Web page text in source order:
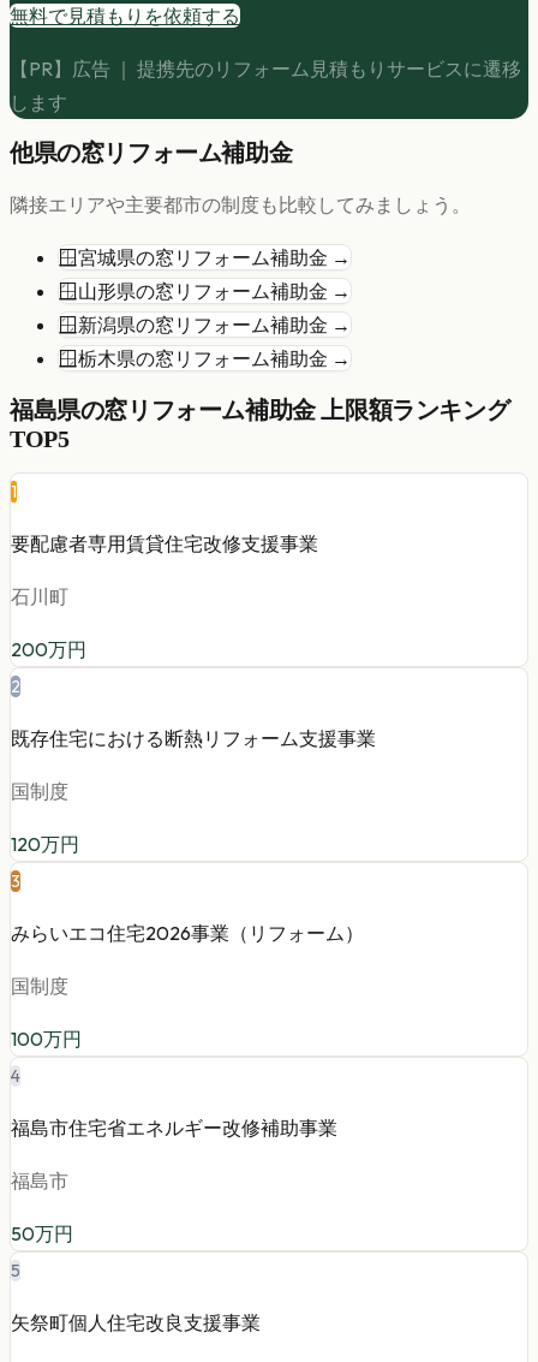
無料で見積もりを依頼する
【PR】広告 ｜ 提携先のリフォーム見積もりサービスに遷移
します
他県の窓リフォーム補助金
隣接エリアや主要都市の制度も比較してみましょう。
🪟宮城県の窓リフォーム補助金 →
🪟 山形県の窓リフォーム補助金 →
🪟 新潟県の窓リフォーム補助金 →
🪟栃木県の窓リフォーム補助金 →
福島県の窓リフォーム補助金 上限額ランキング
TOP5
1
要配慮者専用賃貸住宅改修支援事業
石川町
200万円
2
既存住宅における断熱リフォーム支援事業
国制度
120万円
3
みらいエコ住宅2026事業（リフォーム）
国制度
100万円
4
福島市住宅省エネルギー改修補助事業
福島市
50万円
5
矢祭町個人住宅改良支援事業